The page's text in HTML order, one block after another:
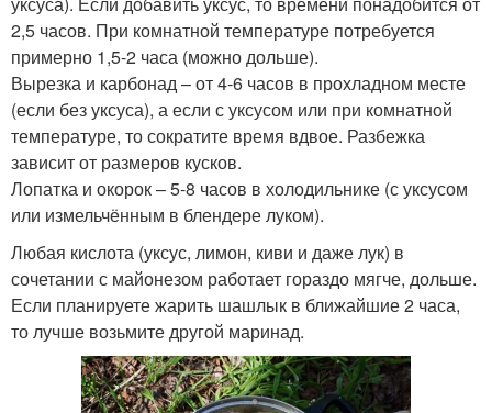
2,5 часов. При комнатной температуре потребуется
примерно 1,5-2 часа (можно дольше).
Вырезка и карбонад – от 4-6 часов в прохладном месте
(если без уксуса), а если с уксусом или при комнатной
температуре, то сократите время вдвое. Разбежка
зависит от размеров кусков.
Лопатка и окорок – 5-8 часов в холодильнике (с уксусом
или измельчённым в блендере луком).
Любая кислота (уксус, лимон, киви и даже лук) в
сочетании с майонезом работает гораздо мягче, дольше.
Если планируете жарить шашлык в ближайшие 2 часа,
то лучше возьмите другой маринад.